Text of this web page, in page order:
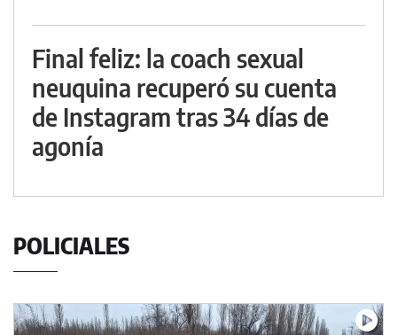
Final feliz: la coach sexual
neuquina recuperó su cuenta
de Instagram tras 34 días de
agonía
POLICIALES